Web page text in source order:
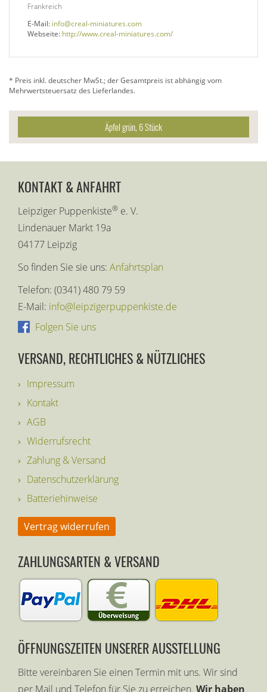
Frankreich
E-Mail: info@creal-miniatures.com
Webseite: http://www.creal-miniatures.com/
* Preis inkl. deutscher MwSt.; der Gesamtpreis ist abhängig vom
Mehrwertsteuersatz des Lieferlandes.
Äpfel grün, 6 Stück
KONTAKT & ANFAHRT
Leipziger Puppenkiste® e. V.
Lindenauer Markt 19a
04177 Leipzig
So finden Sie sie uns: Anfahrtsplan
Telefon: (0341) 480 79 59
E-Mail: info@leipzigerpuppenkiste.de
Folgen Sie uns
VERSAND, RECHTLICHES & NÜTZLICHES
Impressum
Kontakt
AGB
Widerrufsrecht
Zahlung & Versand
Datenschutzerklärung
Batteriehinweise
Vertrag widerrufen
ZAHLUNGSARTEN & VERSAND
ÖFFNUNGSZEITEN UNSERER AUSSTELLUNG
Bitte vereinbaren Sie einen Termin mit uns. Wir sind
per Mail und Telefon für Sie zu erreichen. Wir haben